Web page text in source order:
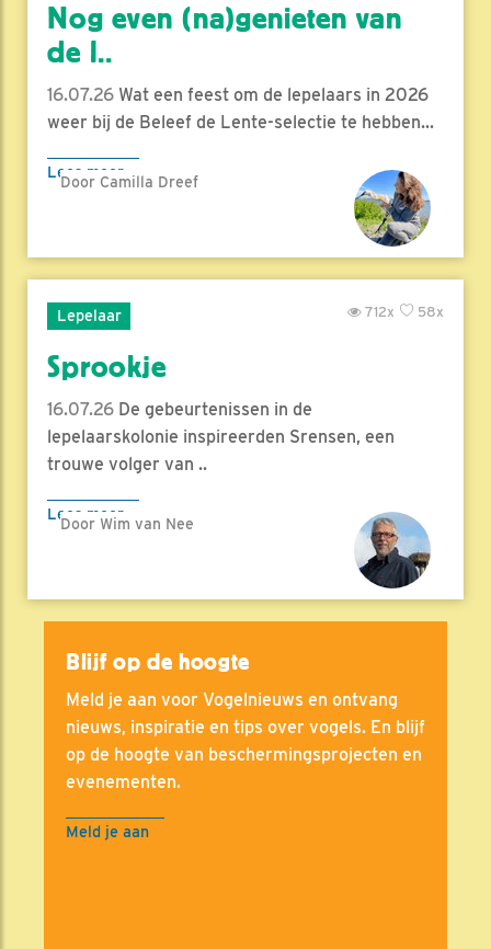
Nog even (na)genieten van
de l..
16.07.26 Wat een feest om de lepelaars in 2026
weer bij de Beleef de Lente-selectie te hebben...
Lees meer
Door Camilla Dreef
Lepelaar 58x
712x
Sprookje
16.07.26 De gebeurtenissen in de
lepelaarskolonie inspireerden Srensen, een
trouwe volger van ..
Lees meer
Door Wim van Nee
Blijf op de hoogte
Meld je aan voor Vogelnieuws en ontvang
nieuws, inspiratie en tips over vogels. En blijf
op de hoogte van beschermingsprojecten en
evenementen.
Meld je aan